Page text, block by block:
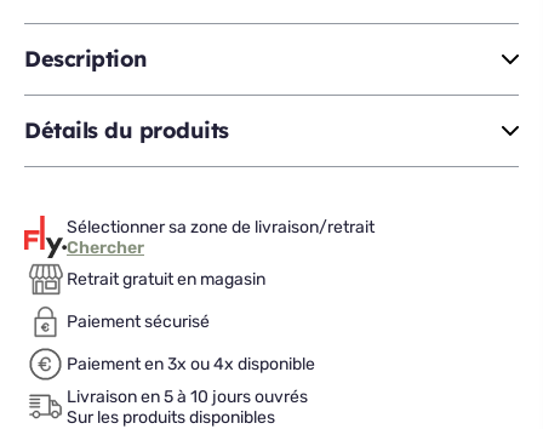
Drap
housse
160x200
Description
Détails du produits
Sélectionner sa zone de livraison/retrait
Chercher
Retrait gratuit en magasin
Paiement sécurisé
Paiement en 3x ou 4x disponible
Livraison en 5 à 10 jours ouvrés
Sur les produits disponibles